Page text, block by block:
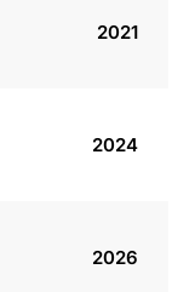
2021
2024
2026